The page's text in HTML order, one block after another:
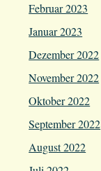
Februar 2023
Januar 2023
Dezember 2022
November 2022
Oktober 2022
September 2022
August 2022